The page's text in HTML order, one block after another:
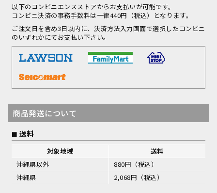
以下のコンビニエンスストアからお支払いが可能です。
コンビニ決済の事務手数料は一律440円（税込）となります。
ご注文日を含め3日以内に、決済方法入力画面で選択したコンビニ
のいずれかにてお支払い下さい。
商品発送について
送料
対象地域
送料
沖縄県以外
880円（税込）
沖縄県
2,068円（税込）